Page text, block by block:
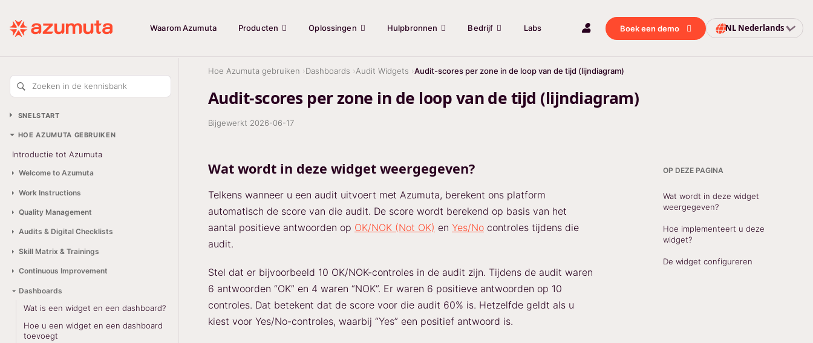
Waarom Azumuta Producten Oplossingen Hulpbronnen Bedrijf Labs Boek een demo NL Nederlands
Zoeken in de kennisbank
SNELSTART
HOE AZUMUTA GEBRUIKEN
Introductie tot Azumuta
Welcome to Azumuta
Work Instructions
Quality Management
Audits & Digital Checklists
Skill Matrix & Trainings
Continuous Improvement
Dashboards
Wat is een widget en een dashboard?
Hoe u een widget en een dashboard
toevoegt
Hoe Azumuta gebruiken Dashboards Audit Widgets Audit-scores per zone in de loop van de tijd (lijndiagram)
Audit-scores per zone in de loop van de tijd (lijndiagram)
Bijgewerkt 2026-06-17
Wat wordt in deze widget weergegeven?
Telkens wanneer u een audit uitvoert met Azumuta, berekent ons platform
automatisch de score van die audit. De score wordt berekend op basis van het
aantal positieve antwoorden op OK/NOK (Not OK) en Yes/No controles tijdens die
audit.
Stel dat er bijvoorbeeld 10 OK/NOK-controles in de audit zijn. Tijdens de audit waren
6 antwoorden “OK” en 4 waren “NOK”. Er waren 6 positieve antwoorden op 10
controles. Dat betekent dat de score voor die audit 60% is. Hetzelfde geldt als u
kiest voor Yes/No-controles, waarbij “Yes” een positief antwoord is.
OP DEZE PAGINA
Wat wordt in deze widget
weergegeven?
Hoe implementeert u deze
widget?
De widget configureren